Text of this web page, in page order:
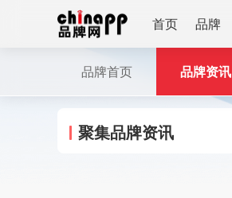
首页 品牌
品牌首页 品牌资讯
聚集品牌资讯